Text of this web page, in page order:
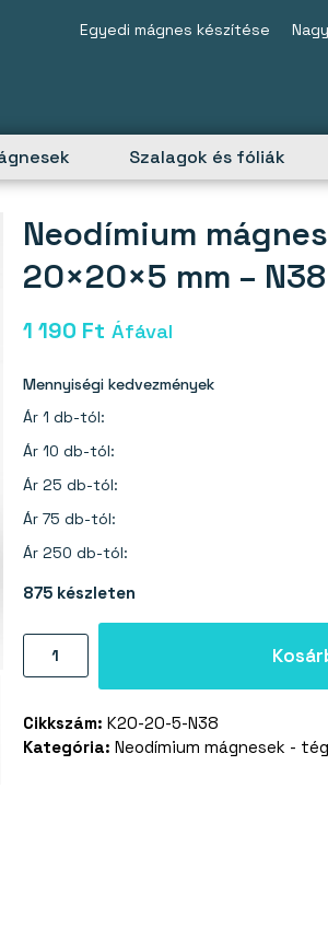
Egyedi mágnes készítése
Szalagok és fóliák
Neodímium
20×20×5 mm – N38
1 190 Ft Áfával
Mennyiségi kedvezmények
Ár 1 db-tól:
Ár 10 db-tól:
Ár 25 db-tól:
Ár 75 db-tól:
Ár 250 db-tól:
875 készleten
Neodímium
mágnes
20×20×5
mm
Cikkszám: K20-20-5-N38
Kategória: Neodímium mágnesek -